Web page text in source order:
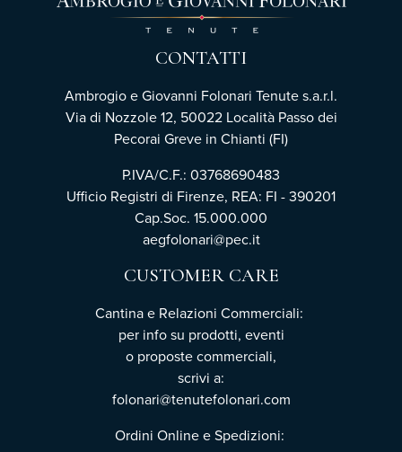
CONTATTI
Ambrogio e Giovanni Folonari Tenute s.a.r.l.
Via di Nozzole 12, 50022 Località Passo dei
Pecorai Greve in Chianti (FI)
P.IVA/C.F.: 03768690483
Ufficio Registri di Firenze, REA: FI - 390201
Cap.Soc. 15.000.000
aegfolonari@pec.it
CUSTOMER CARE
Cantina e Relazioni Commerciali:
per info su prodotti, eventi
o proposte commerciali,
scrivi a:
folonari@tenutefolonari.com
Ordini Online e Spedizioni: